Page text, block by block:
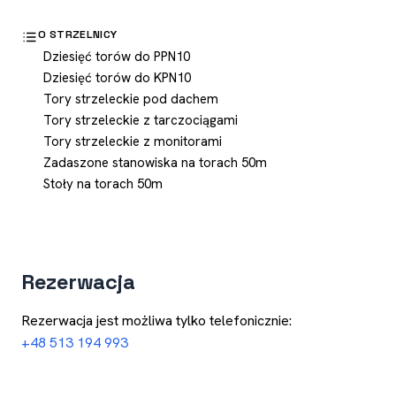
O STRZELNICY
Dziesięć torów do PPN10
Dziesięć torów do KPN10
Tory strzeleckie pod dachem
Tory strzeleckie z tarczociągami
Tory strzeleckie z monitorami
Zadaszone stanowiska na torach 50m
Stoły na torach 50m
Rezerwacja
Rezerwacja jest możliwa tylko telefonicznie:
+48 513 194 993